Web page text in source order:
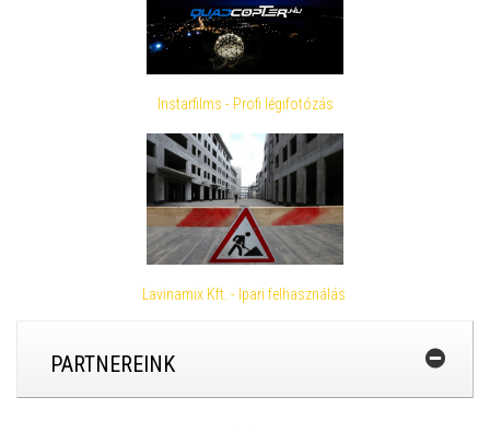
Instarfilms - Profi légifotózás
Lavinamix Kft. - Ipari felhasználás
PARTNEREINK